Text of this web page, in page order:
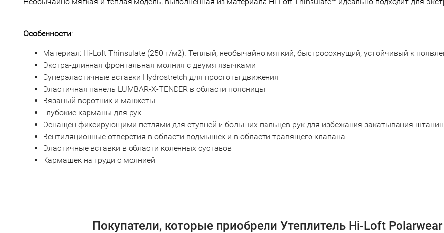
Особенности:
Материал: Hi-Loft Thinsulate (250 г/м2). Теплый, необычайно мягкий, быстросохнущий, устойчивый к
Экстра-длинная фронтальная молния с двумя язычками
Суперэластичные вставки Hydrostretch для простоты движения
Эластичная панель LUMBAR-X-TENDER в области поясницы
Вязаный воротник и манжеты
Глубокие карманы для рук
Оснащен фиксирующими петлями для ступней и больших пальцев рук для избежания закатывания штанин
Вентиляционные отверстия в области подмышек и в области травящего клапана
Эластичные вставки в области коленных суставов
Кармашек на груди с молнией
Покупатели, которые приобрели Утеплитель Hi-Loft